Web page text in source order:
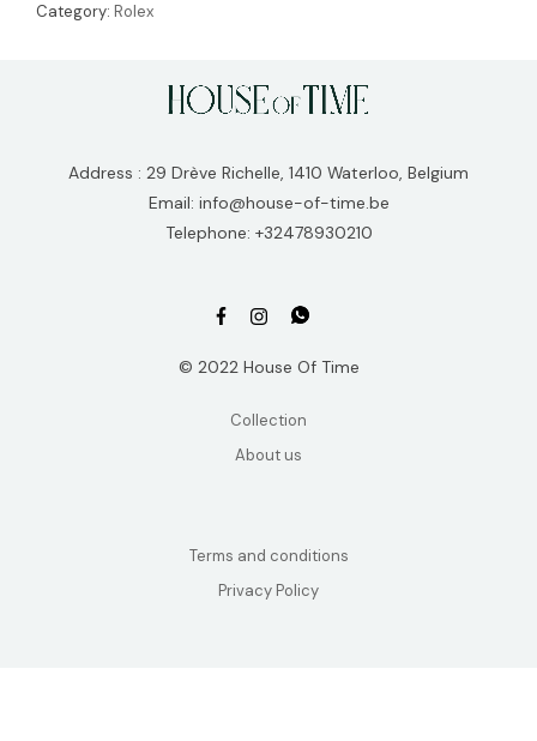
Category: Rolex
Address : 29 Drève Richelle, 1410 Waterloo, Belgium
Email: info@house-of-time.be
Telephone: +32478930210
© 2022 House Of Time
Collection
About us
Terms and conditions
Privacy Policy